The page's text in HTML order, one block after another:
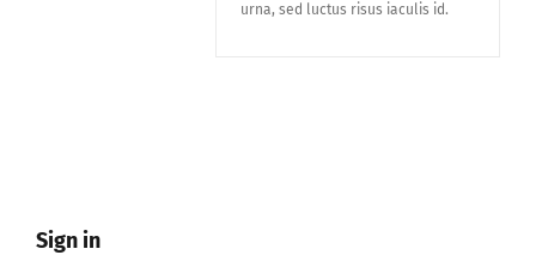
urna, sed luctus risus iaculis id.
Sign in